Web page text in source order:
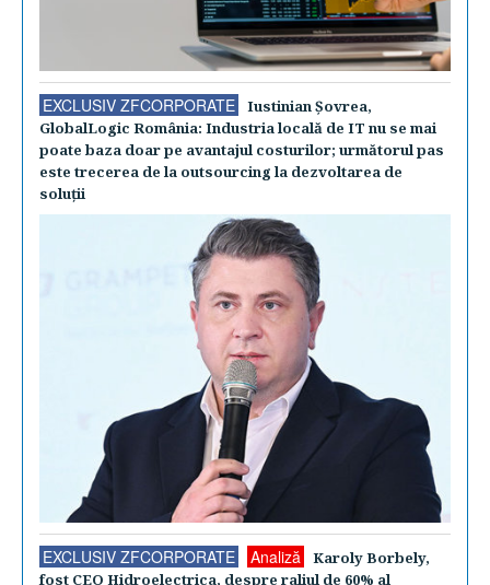
EXCLUSIV ZFCORPORATE
Iustinian Şovrea,
GlobalLogic România: Industria locală de IT nu se mai
poate baza doar pe avantajul costurilor; următorul pas
este trecerea de la outsourcing la dezvoltarea de
soluţii
EXCLUSIV ZFCORPORATE Analiză
Karoly Borbely,
fost CEO Hidroelectrica, despre raliul de 60% al